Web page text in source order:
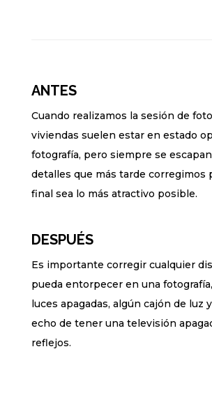
ANTES
Cuando realizamos la sesión de
viviendas suelen estar en estado
fotografía, pero siempre se
detalles que más tarde corregimos
final sea lo más atractivo posible.
DESPUÉS
Es importante corregir cualquier
pueda entorpecer en una
luces apagadas, algún cajón de luz
echo de tener una televisión
reflejos.